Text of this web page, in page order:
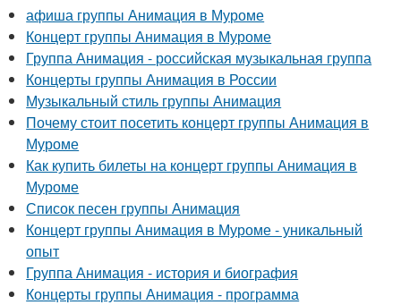
афиша группы Анимация в Муроме
Концерт группы Анимация в Муроме
Группа Анимация - российская музыкальная группа
Концерты группы Анимация в России
Музыкальный стиль группы Анимация
Почему стоит посетить концерт группы Анимация в
Муроме
Как купить билеты на концерт группы Анимация в
Муроме
Список песен группы Анимация
Концерт группы Анимация в Муроме - уникальный
опыт
Группа Анимация - история и биография
Концерты группы Анимация - программа